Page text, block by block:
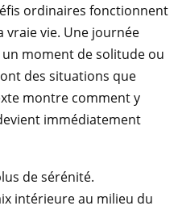
ordinaires fonctionnent
vraie vie. Une journée
moment de solitude ou
des situations que
montre comment y
immédiatement
de sérénité.
intérieure au milieu du